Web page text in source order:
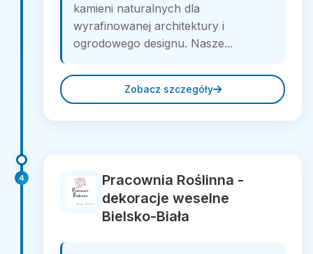
kamieni naturalnych dla
wyrafinowanej architektury i
ogrodowego designu. Nasze...
Zobacz szczegóły
4
Pracownia Roślinna -
dekoracje weselne
Bielsko-Biała